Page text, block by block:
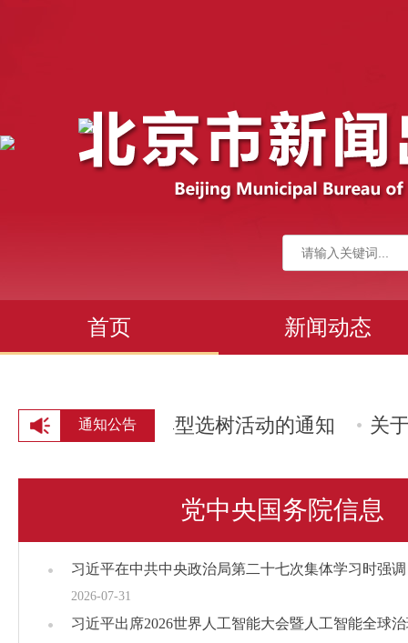
首页 新闻动态
通知公告
全民阅读优秀典型选树活动的通知 关于
党中央国务院信息
2026-07-31